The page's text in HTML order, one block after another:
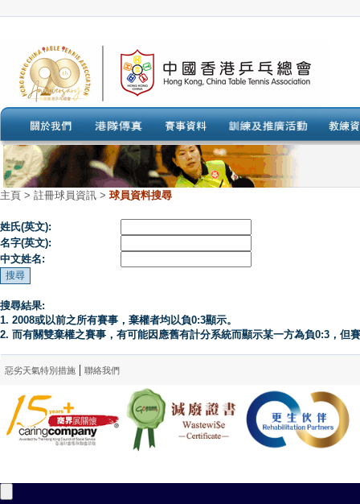
主頁 > 註冊球員資訊 > 球員資料搜尋
姓氏(英文):
名字(英文):
中文姓名:
搜尋結果:
1. 2008或以前之所有賽事，棄權者均以負0:3顯示。
2. 而有關雙棄權之賽事，有可能因應舊有計分系統而顯示某一方為負0:3，但